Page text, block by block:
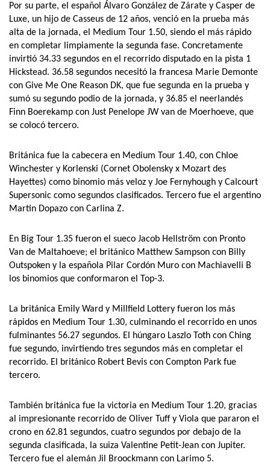
Por su parte, el español Álvaro González de Zárate y Casper de
Luxe, un hijo de Casseus de 12 años, venció en la prueba más
alta de la jornada, el Medium Tour 1.50, siendo el más rápido
en completar limpiamente la segunda fase. Concretamente
invirtió 34.33 segundos en el recorrido disputado en la pista 1
Hickstead. 36.58 segundos necesitó la francesa Marie Demonte
con Give Me One Reason DK, que fue segunda en la prueba y
sumó su segundo podio de la jornada, y 36.85 el neerlandés
Finn Boerekamp con Just Penelope JW van de Moerhoeve, que
se colocó tercero.
Británica fue la cabecera en Medium Tour 1.40, con Chloe
Winchester y Korlenski (Cornet Obolensky x Mozart des
Hayettes) como binomio más veloz y Joe Fernyhough y Calcourt
Supersonic como segundos clasificados. Tercero fue el argentino
Martin Dopazo con Carlina Z.
En Big Tour 1.35 fueron el sueco Jacob Hellström con Pronto
Van de Maltahoeve; el británico Matthew Sampson con Billy
Outspoken y la española Pilar Cordón Muro con Machiavelli B
los binomios que conformaron el Top-3.
La británica Emily Ward y Millfield Lottery fueron los más
rápidos en Medium Tour 1.30, culminando el recorrido en unos
fulminantes 56.27 segundos. El húngaro Laszlo Toth con Ching
fue segundo, invirtiendo tres segundos más en completar el
recorrido. El británico Robert Bevis con Compton Park fue
tercero.
También británica fue la victoria en Medium Tour 1.20, gracias
al impresionante recorrido de Oliver Tuff y Viola que pararon el
crono en 62.81 segundos, cuatro segundos por debajo de la
segunda clasificada, la suiza Valentine Petit-Jean con Jupiter.
Tercero fue el alemán Jil Broockmann con Larimo 5.